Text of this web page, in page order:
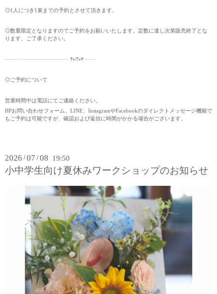
◎1人につき1束までの予約とさせて頂きます。
◎数量限定となりますのでご予約をお願いいたします。定数に達し次第販売終了とな
ります。ご了承ください。
┈┈┈┈┈┈┈┈┈┈┈┈ 𖤣𖥧𖥣𖡡𖥧𖤣 ┈┈
◎ご予約について
営業時間中は電話にてご連絡ください。
HPお問い合わせフォーム、LINE、InstagramやFacebookのダイレクトメッセージ機能で
もご予約は可能ですが、確認および返信に時間がかかる場合がございます。
2026 /07 /08 19:50
小中学生向け夏休みワークショップのお知らせ